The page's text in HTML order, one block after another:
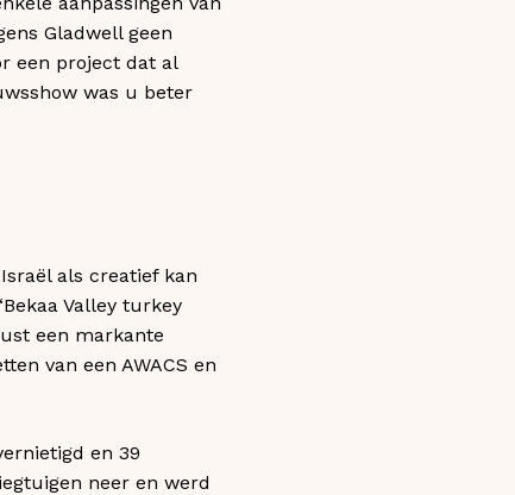
Gladwell geen
een project dat al
was u beter
als creatief kan
Valley turkey
een markante
van een AWACS en
en 39
neer en werd